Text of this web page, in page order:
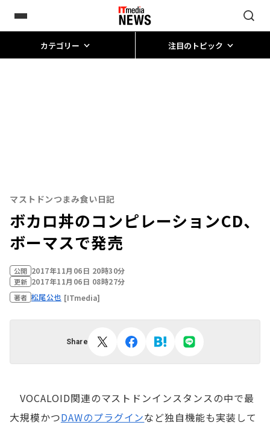
カテゴリー 注目のトピック
マストドンつまみ食い日記
ボカロ丼のコンピレーションCD、
ボーマスで発売
公開 2017年11月06日 20時30分
更新 2017年11月06日 08時27分
著者 松尾公也 [ITmedia]
Share
VOCALOID関連のマストドンインスタンスの中で最
大規模かつDAWのプラグインなど独自機能も実装して